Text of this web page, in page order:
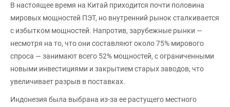
В настоящее время на Китай приходится почти половина
мировых мощностей ПЭТ, но внутренний рынок сталкивается
с избытком мощностей. Напротив, зарубежные рынки —
несмотря на то, что они составляют около 75% мирового
спроса — занимают всего 52% мощностей, с ограниченными
новыми инвестициями и закрытием старых заводов, что
увеличивает разрыв в поставках.
Индонезия была выбрана из-за ее растущего местного